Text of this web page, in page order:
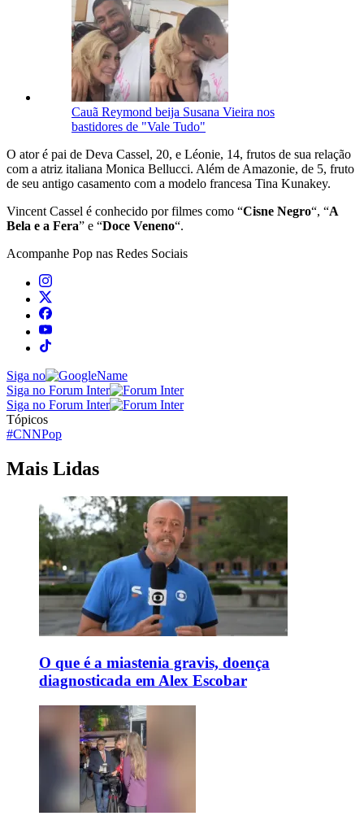
Cauã Reymond beija Susana Vieira nos
bastidores de "Vale Tudo"
O ator é pai de Deva Cassel, 20, e Léonie, 14, frutos de sua relação
com a atriz italiana Monica Bellucci. Além de Amazonie, de 5, fruto
de seu antigo casamento com a modelo francesa Tina Kunakey.
Vincent Cassel é conhecido por filmes como “Cisne Negro“, “A
Bela e a Fera” e “Doce Veneno“.
Acompanhe Pop nas Redes Sociais
Siga no
Siga no Forum Inter
Siga no Forum Inter
Tópicos
#CNNPop
Mais Lidas
O que é a miastenia gravis, doença
diagnosticada em Alex Escobar